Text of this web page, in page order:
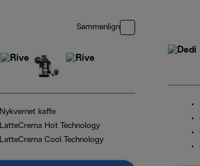
Sammenlign
Nykvernet kaffe
LatteCrema Hot Technology
LatteCrema Cool Technology